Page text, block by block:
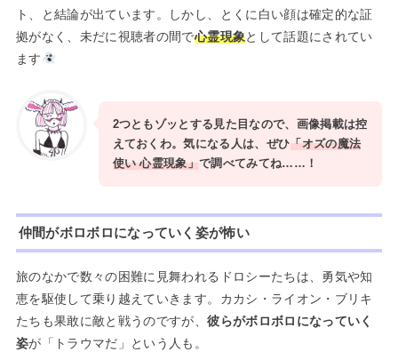
ト、と結論が出ています。しかし、とくに白い顔は確定的な証
拠がなく、未だに視聴者の間で心霊現象として話題にされてい
ます
2つともゾッとする見た目なので、画像掲載は控
えておくわ。気になる人は、ぜひ 「オズの魔法
使い 心霊現象」で調べてみてね……！
仲間がボロボロになっていく姿が怖い
旅のなかで数々の困難に見舞われるドロシーたちは、勇気や知
恵を駆使して乗り越えていきます。カカシ・ライオン・ブリキ
たちも果敢に敵と戦うのですが、彼らがボロボロになっていく
姿が「トラウマだ」という人も。